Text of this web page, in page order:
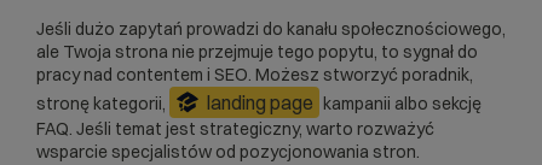
Jeśli dużo zapytań prowadzi do kanału społecznościowego,
ale Twoja strona nie przejmuje tego popytu, to sygnał do
pracy nad contentem i SEO. Możesz stworzyć poradnik,
stronę kategorii,
landing page kampanii albo sekcję
FAQ. Jeśli temat jest strategiczny, warto rozważyć
wsparcie specjalistów od pozycjonowania stron.